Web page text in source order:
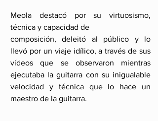
Meola destacó por su virtuosismo,
técnica y capacidad de
composición, deleitó al público y lo
llevó por un viaje idílico, a través de sus
vídeos que se observaron mientras
ejecutaba la guitarra con su inigualable
velocidad y técnica que lo hace un
maestro de la guitarra.